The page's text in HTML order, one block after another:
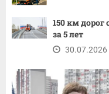
150 км
за 5 лет
30.07.2026